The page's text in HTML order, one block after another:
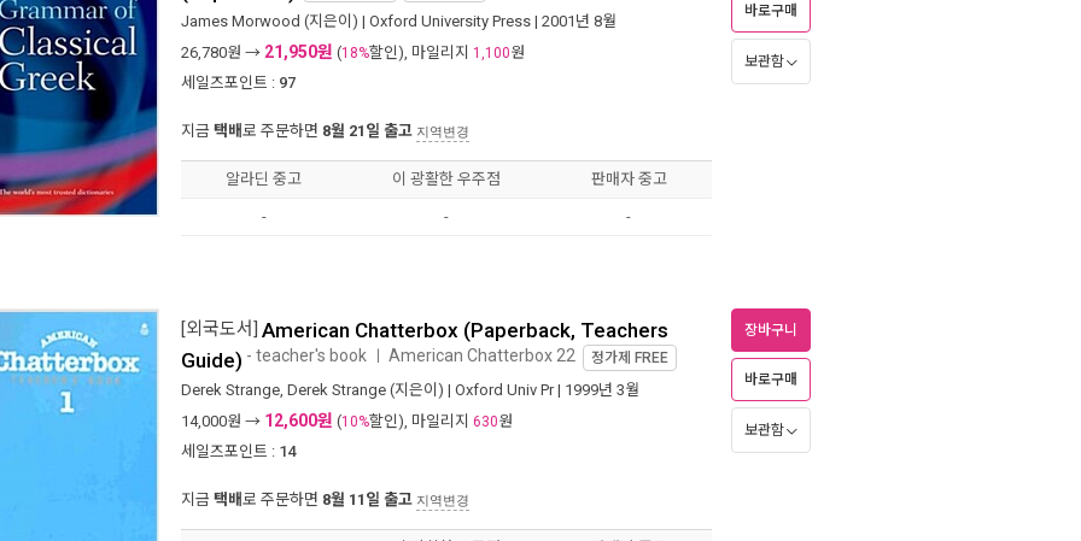
James Morwood (지은이) | Oxford University Press | 2001년 8월
26,780원 → 21,950원 (18%할인), 마일리지 1,100원
세일즈포인트 : 97
지금 택배로 주문하면 8월 21일 출고 지역변경
바로구매
보관함
알라딘 중고 이 광활한 우주점 판매자 중고
- - -
[외국도서] American Chatterbox (Paperback, Teachers
Guide) - teacher's book American Chatterbox 22 정가제 FREE
Derek Strange, Derek Strange (지은이) | Oxford Univ Pr| 1999년 3월
14,000원 → 12,600원 (10%할인), 마일리지 630원
세일즈포인트 : 14
지금 택배로 주문하면 8월 11일 출고 지역변경
장바구니
바로구매
보관함